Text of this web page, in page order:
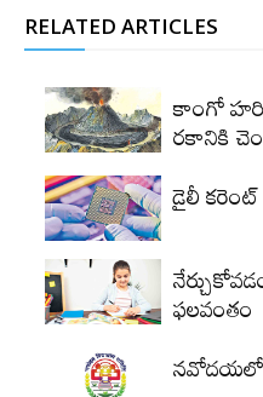
RELATED ARTICLES
కాంగో
రకానికి
డైలీ కరెంట్‌
ఫలవంతం
నవోదయలో